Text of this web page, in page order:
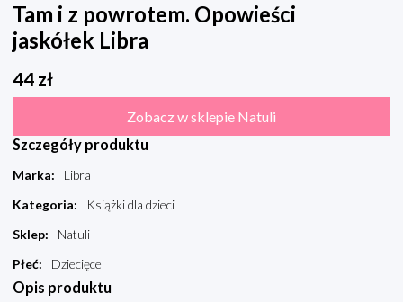
Tam i z powrotem. Opowieści
jaskółek Libra
44 zł
Zobacz w sklepie Natuli
Szczegóły produktu
Marka:
Libra
Kategoria:
Książki dla dzieci
Sklep:
Natuli
Płeć: Dziecięce
Opis produktu